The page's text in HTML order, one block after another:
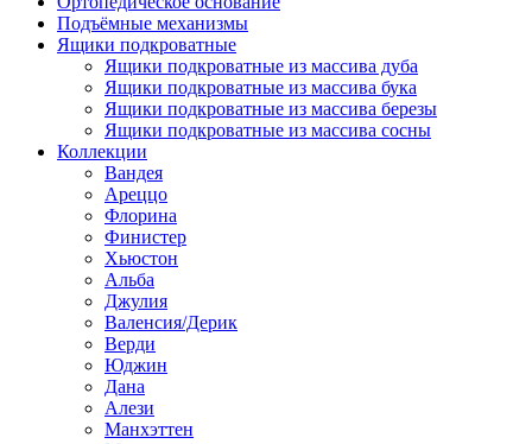
Подъёмные механизмы
Ящики подкроватные
Ящики подкроватные из массива дуба
Ящики подкроватные из массива бука
Ящики подкроватные из массива березы
Ящики подкроватные из массива сосны
Коллекции
Вандея
Ареццо
Флорина
Финистер
Хьюстон
Альба
Джулия
Валенсия/Дерик
Верди
Юджин
Дана
Алези
Манхэттен